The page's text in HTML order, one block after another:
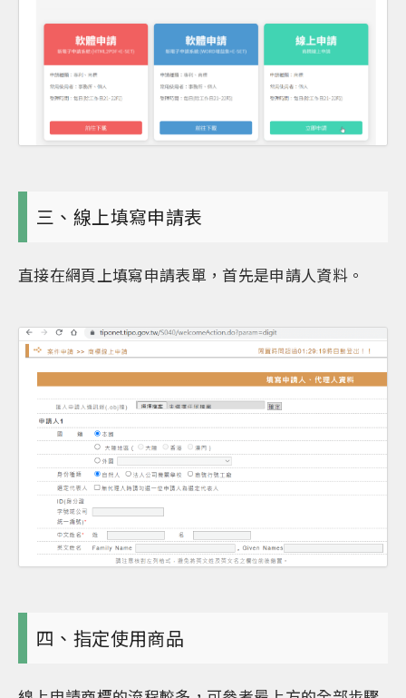
三、線上填寫申請表
直接在網頁上填寫申請表單，首先是申請人資料。
四、指定使用商品